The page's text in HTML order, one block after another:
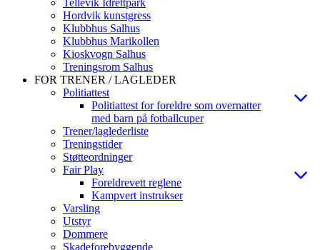
Tellevik Idrettpark
Hordvik kunstgress
Klubbhus Salhus
Klubbhus Marikollen
Kioskvogn Salhus
Treningsrom Salhus
FOR TRENER / LAGLEDER
Politiattest
Politiattest for foreldre som overnatter
med barn på fotballcuper
Trener/laglederliste
Treningstider
Støtteordninger
Fair Play
Foreldrevett reglene
Kampvert instrukser
Varsling
Utstyr
Dommere
Skadeforebyggende